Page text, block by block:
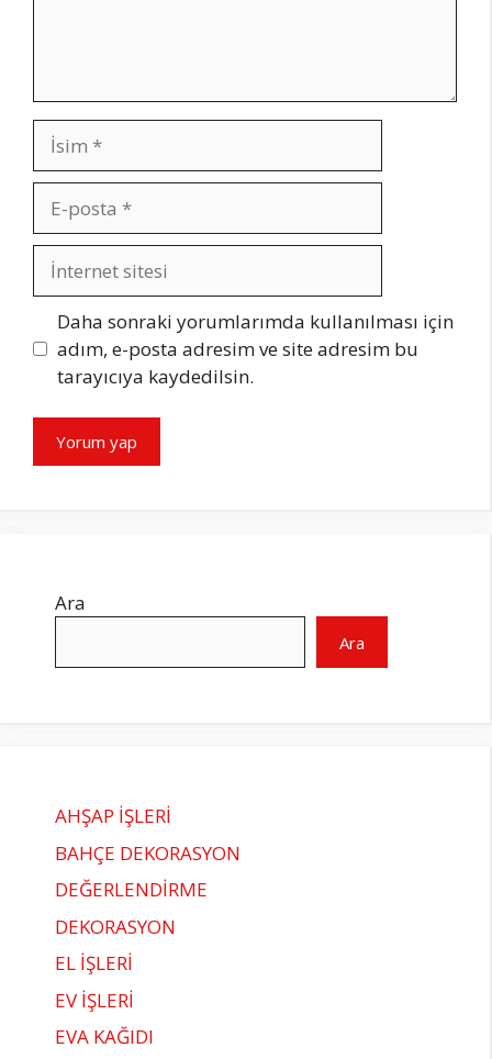
İsim
posta
İnternet
sitesi
Daha sonraki yorumlarımda kullanılması için
adım, e-posta adresim ve site adresim bu
tarayıcıya kaydedilsin.
Ara
Ara
AHŞAP İŞLERİ
BAHÇE DEKORASYON
DEĞERLENDİRME
DEKORASYON
EL İŞLERİ
EV İŞLERİ
EVA KAĞIDI